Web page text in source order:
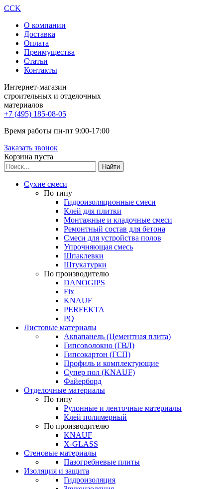
CCK
О компании
Доставка
Оплата
Преимущества
Статьи
Контакты
Интернет-магазин
строительных и отделочных
материалов
+7 (495) 185-08-05
Время работы пн-пт 9:00-17:00
Заказать звонок
Корзина пуста
Сухие смеси
По типу
Гидроизоляционные смеси
Клей для плитки
Монтажные и кладочные смеси
Ремонтный состав для бетона
Смеси для устройства полов
Упрочняющая смесь
Шпаклевки
Штукатурки
По производителю
DANOGIPS
Fix
KNAUF
PERFEKTA
PQ
Листовые материалы
Аквапанель (Цементная плита)
Гипсоволокно (ГВЛ)
Гипсокартон (ГСП)
Профиль и комплектующие
Супер пол (KNAUF)
Файерборд
Отделочные материалы
По типу
Рулонные и ленточные материалы
Клей полимерный
По производителю
KNAUF
X-GLASS
Стеновые материалы
Пазогребневые плиты
Изоляция и защита
Гидроизоляция